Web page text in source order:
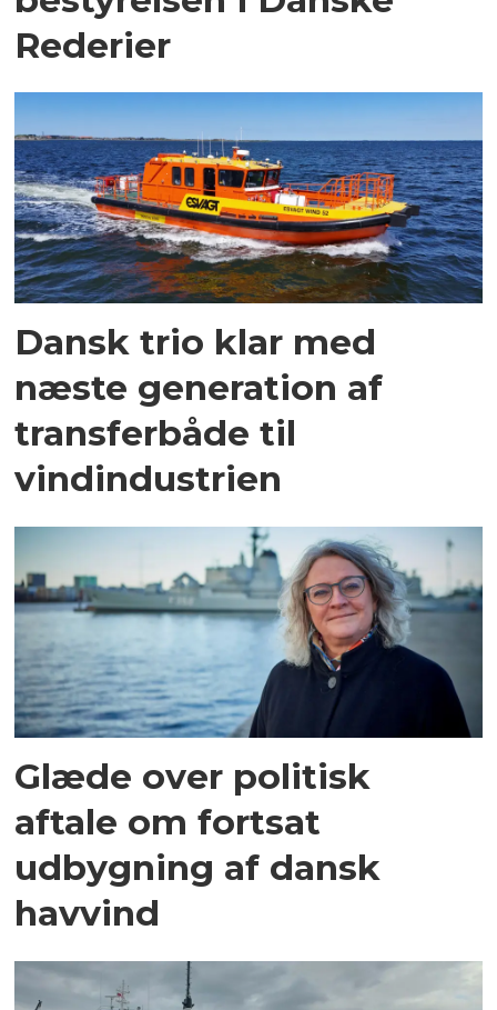
Rederier
Dansk trio klar med
næste generation af
transferbåde til
vindindustrien
Glæde over politisk
aftale om fortsat
udbygning af dansk
havvind